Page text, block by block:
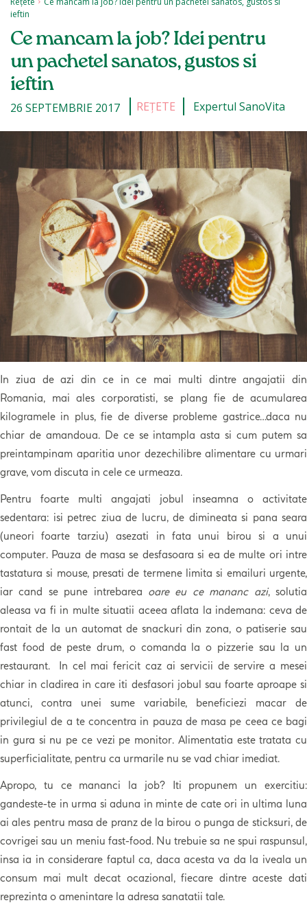
ieftin
Ce mancam la job? Idei pentru
un pachetel sanatos, gustos si
ieftin
26 SEPTEMBRIE 2017 REȚETE Expertul SanoVita
In ziua de azi din ce in ce mai multi dintre angajatii din
Romania, mai ales corporatisti, se plang fie de acumularea
kilogramele in plus, fie de diverse probleme gastrice…daca nu
chiar de amandoua. De ce se intampla asta si cum putem sa
preintampinam aparitia unor dezechilibre alimentare cu urmari
grave, vom discuta in cele ce urmeaza.
Pentru foarte multi angajati jobul inseamna o activitate
sedentara: isi petrec ziua de lucru, de dimineata si pana seara
(uneori foarte tarziu) asezati in fata unui birou si a unui
computer. Pauza de masa se desfasoara si ea de multe ori intre
tastatura si mouse, presati de termene limita si emailuri urgente,
iar cand se pune intrebarea oare eu ce mananc azi, solutia
aleasa va fi in multe situatii aceea aflata la indemana: ceva de
rontait de la un automat de snackuri din zona, o patiserie sau
fast food de peste drum, o comanda la o pizzerie sau la un
restaurant. In cel mai fericit caz ai servicii de servire a mesei
chiar in cladirea in care iti desfasori jobul sau foarte aproape si
atunci, contra unei sume variabile, beneficiezi macar de
privilegiul de a te concentra in pauza de masa pe ceea ce bagi
in gura si nu pe ce vezi pe monitor. Alimentatia este tratata cu
superficialitate, pentru ca urmarile nu se vad chiar imediat.
Apropo, tu ce mananci la job? Iti propunem un exercitiu:
gandeste-te in urma si aduna in minte de cate ori in ultima luna
ai ales pentru masa de pranz de la birou o punga de sticksuri, de
covrigei sau un meniu fast-food. Nu trebuie sa ne spui raspunsul,
insa ia in considerare faptul ca, daca acesta va da la iveala un
consum mai mult decat ocazional, fiecare dintre aceste dati
reprezinta o amenintare la adresa sanatatii tale.